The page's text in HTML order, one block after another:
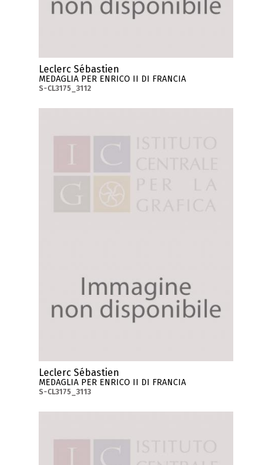
Leclerc Sébastien
MEDAGLIA PER ENRICO II DI FRANCIA
S-CL3175_3112
Leclerc Sébastien
MEDAGLIA PER ENRICO II DI FRANCIA
S-CL3175_3113